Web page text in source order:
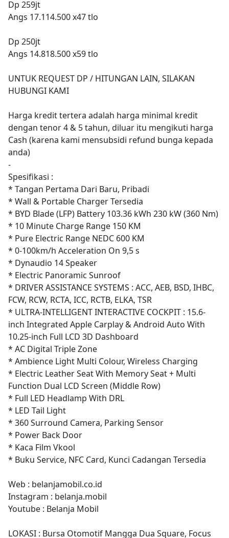
Dp 259jt
Angs 17.114.500 x47 tlo
Dp 250jt
Angs 14.818.500 x59 tlo
UNTUK REQUEST DP / HITUNGAN LAIN, SILAKAN
HUBUNGI KAMI
Harga kredit tertera adalah harga minimal kredit
dengan tenor 4 & 5 tahun, diluar itu mengikuti harga
Cash (karena kami mensubsidi refund bunga kepada
anda)
-
Spesifikasi :
* Tangan Pertama Dari Baru, Pribadi
* Wall & Portable Charger Tersedia
* BYD Blade (LFP) Battery 103.36 kWh 230 kW (360 Nm)
* 10 Minute Charge Range 150 KM
* Pure Electric Range NEDC 600 KM
* 0-100km/h Acceleration On 9,5 s
* Dynaudio 14 Speaker
* Electric Panoramic Sunroof
* DRIVER ASSISTANCE SYSTEMS : ACC, AEB, BSD, IHBC,
FCW, RCW, RCTA, ICC, RCTB, ELKA, TSR
* ULTRA-INTELLIGENT INTERACTIVE COCKPIT : 15.6-
inch Integrated Apple Carplay & Android Auto With
10.25-inch Full LCD 3D Dashboard
* AC Digital Triple Zone
* Ambience Light Multi Colour, Wireless Charging
* Electric Leather Seat With Memory Seat + Multi
Function Dual LCD Screen (Middle Row)
* Full LED Headlamp With DRL
* LED Tail Light
* 360 Surround Camera, Parking Sensor
* Power Back Door
* Kaca Film Vkool
* Buku Service, NFC Card, Kunci Cadangan Tersedia
Web : belanjamobil.co.id
Instagram : belanja.mobil
Youtube : Belanja Mobil
LOKASI : Bursa Otomotif Mangga Dua Square, Focus